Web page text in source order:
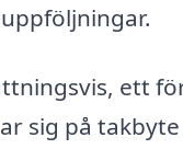
ett
sig på